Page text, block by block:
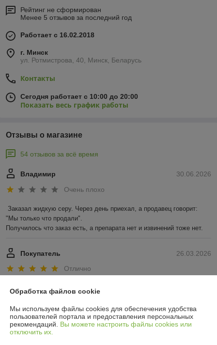
Рейтинг не сформирован
Менее 5 отзывов за последний год
Работает с 16.02.2018
г. Минск
ул. Ротмистрова, 40, Минск, Беларусь
Контакты
Сегодня работает с 10:00 до 20:00
Показать весь график работы
Отзывы о магазине
54 отзывов за всё время
30.06.2026
Владимир
Очень плохо
Заказал жидкую серу. Через день приехал, а продавец говорит:
"Мы только что продали".
Получилось что заказ есть, а препарата нет и извинений тоже нет.
26.03.2026
Покупатель
Отлично
О нас
Обработка файлов cookie
Мы используем файлы cookies для обеспечения удобства
пользователей портала и предоставления персональных
рекомендаций. Вы можете настроить файлы cookies или
отключить их.